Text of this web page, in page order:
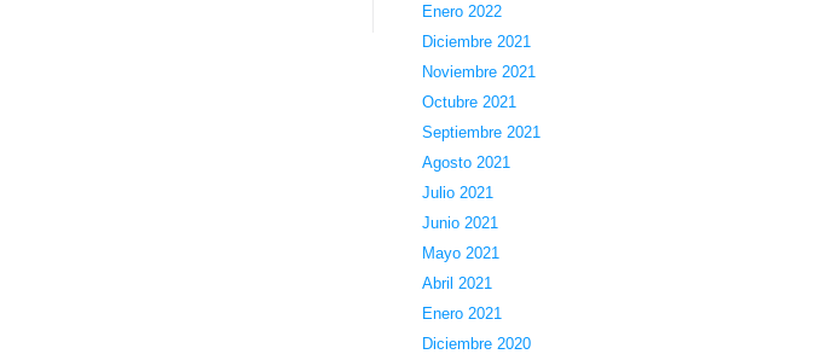
Enero 2022
Diciembre 2021
Noviembre 2021
Octubre 2021
Septiembre 2021
Agosto 2021
Julio 2021
Junio 2021
Mayo 2021
Abril 2021
Enero 2021
Diciembre 2020